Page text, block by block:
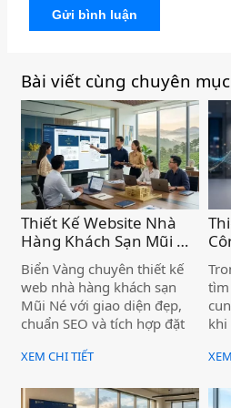
Gửi bình luận
Bài viết cùng chuyên mục
Thiết Kế Website Nhà
Hàng Khách Sạn Mũi Né
– Chuyên Nghiệp, Chức
Năng Đặt Phòng Trực
Tuyến Tiện Ích )
Biển Vàng chuyên thiết kế
web nhà hàng khách sạn
Mũi Né với giao diện đẹp,
chuẩn SEO và tích hợp đặt
sở của bạn tiếp cận khách
Google.
XEM CHI TIẾT
–
tìm
khi